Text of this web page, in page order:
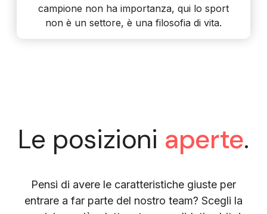
campione non ha importanza, qui lo sport
non è un settore, è una filosofia di vita.
Le posizioni aperte.
Pensi di avere le caratteristiche giuste per
entrare a far parte del nostro team? Scegli la